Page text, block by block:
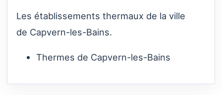
Les établissements thermaux de la ville
de Capvern-les-Bains.
Thermes de Capvern-les-Bains